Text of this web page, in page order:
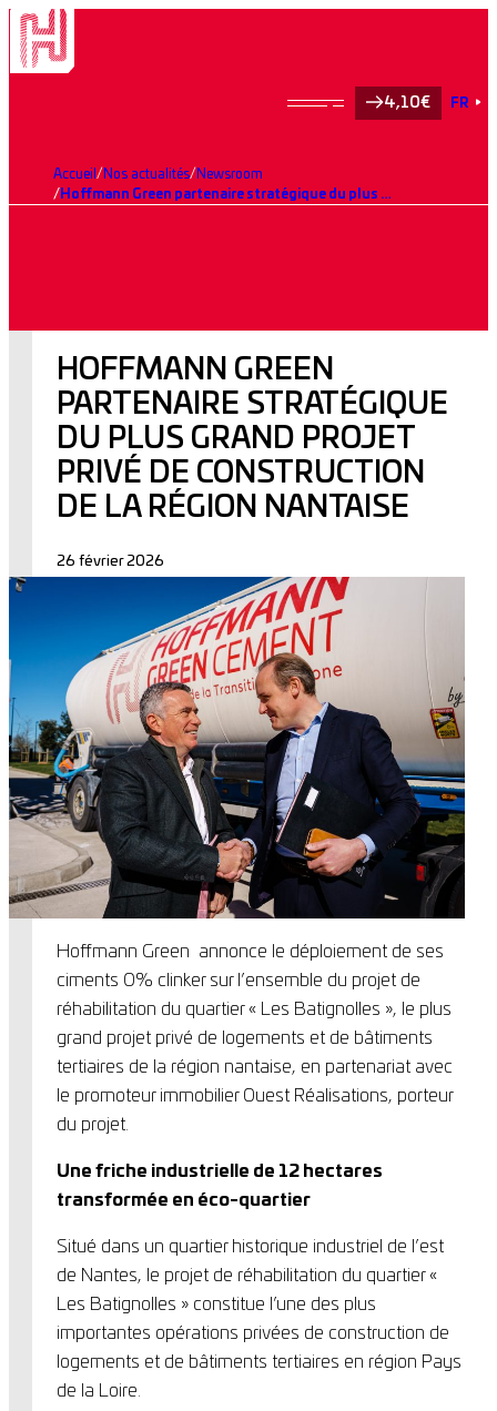
4,10€ FR
Accueil Nos actualités
Newsroom
Hoffmann Green partenaire stratégique du plus grand projet privé de construction de la région Nantaise
HOFFMANN GREEN
PARTENAIRE STRATÉGIQUE
DU PLUS GRAND PROJET
PRIVÉ DE CONSTRUCTION
DE LA RÉGION NANTAISE
26 février 2026
Hoffmann Green annonce le déploiement de ses
ciments 0% clinker sur l’ensemble du projet de
réhabilitation du quartier « Les Batignolles », le plus
grand projet privé de logements et de bâtiments
tertiaires de la région nantaise, en partenariat avec
le promoteur immobilier Ouest Réalisations, porteur
du projet.
Une friche industrielle de 12 hectares
transformée en éco-quartier
Situé dans un quartier historique industriel de l’est
de Nantes, le projet de réhabilitation du quartier «
Les Batignolles » constitue l’une des plus
importantes opérations privées de construction de
logements et de bâtiments tertiaires en région Pays
de la Loire.